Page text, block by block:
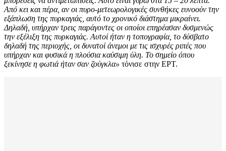
Από κει και πέρα, αν οι πυρο-μετεωρολογικές συνθήκες ευνοούν την
εξάπλωση της πυρκαγιάς, αυτό το χρονικό διάστημα μικραίνει.
Δηλαδή, υπήρχαν τρεις παράγοντες οι οποίοι επηρέασαν δυσμενώς
την εξέλιξη της πυρκαγιάς. Αυτοί ήταν η τοπογραφία, το δύσβατο
δηλαδή της περιοχής, οι δυνατοί άνεμοι με τις ισχυρές ριπές που
υπήρχαν και φυσικά η πλούσια καύσιμη ύλη. Το σημείο όπου
ξεκίνησε η φωτιά ήταν σαν ζούγκλα» τόνισε στην ΕΡΤ.